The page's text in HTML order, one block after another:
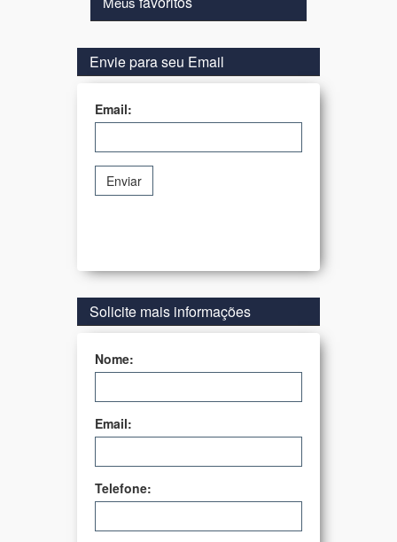
Envie para seu Email
Email:
Enviar
Solicite mais informações
Nome:
Email:
Telefone: